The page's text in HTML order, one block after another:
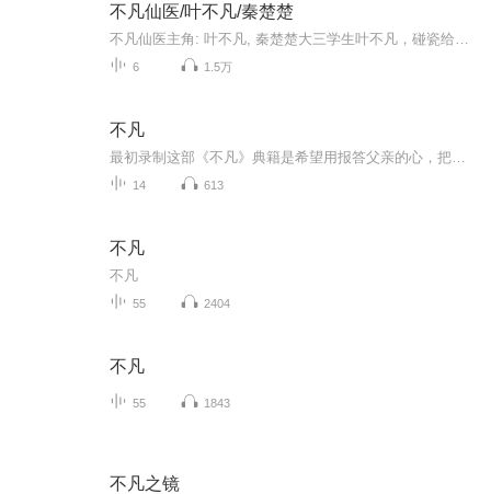
不凡仙医/叶不凡/秦楚楚
6 1.5万
不凡
14 613
不凡
不凡
55 2404
不凡
55 1843
不凡之镜